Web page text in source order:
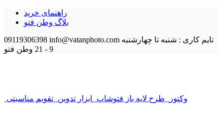
راهنمای خرید
بلاگ وطن فتو
09119306398 info@vatanphoto.com تایم کاری : شنبه تا چهارشنبه
9 - 21
وطن فتو
وکتور طرح لایه باز فتوشاپ ابزار تدوین تقویم مناسبتی